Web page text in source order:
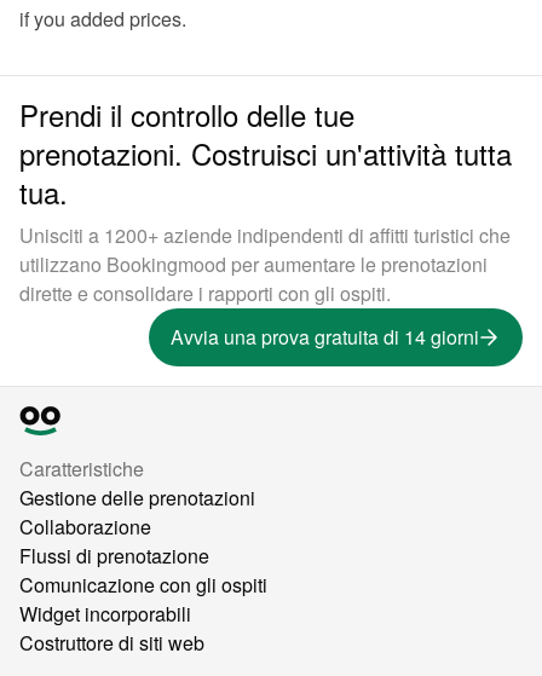
if you added prices.
Prendi il controllo delle tue
prenotazioni. Costruisci un'attività tutta
tua.
Unisciti a 1200+ aziende indipendenti di affitti turistici che
utilizzano Bookingmood per aumentare le prenotazioni
dirette e consolidare i rapporti con gli ospiti.
Avvia una prova gratuita di 14 giorni
Caratteristiche
Gestione delle prenotazioni
Collaborazione
Flussi di prenotazione
Comunicazione con gli ospiti
Widget incorporabili
Costruttore di siti web